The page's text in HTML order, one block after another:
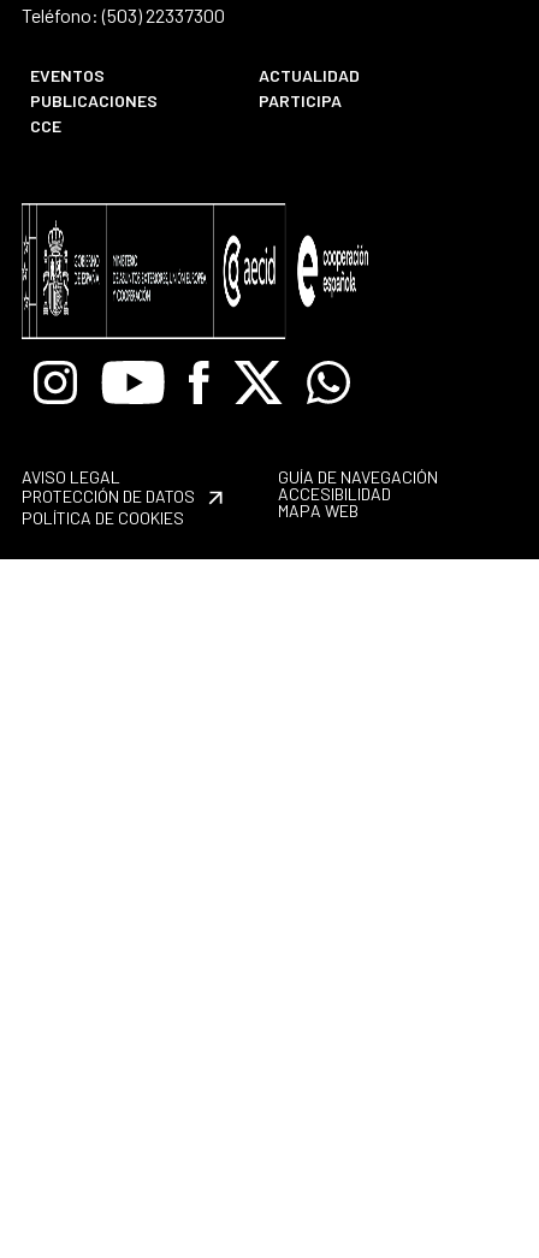
Teléfono: (503) 22337300
EVENTOS
ACTUALIDAD
PUBLICACIONES
PARTICIPA
CCE
InstagramYoutube Facebook
X Whatsapp
AVISO LEGAL
PROTECCIÓN DE DATOS
POLÍTICA DE COOKIES
GUÍA DE NAVEGACIÓN
ACCESIBILIDAD
MAPA WEB